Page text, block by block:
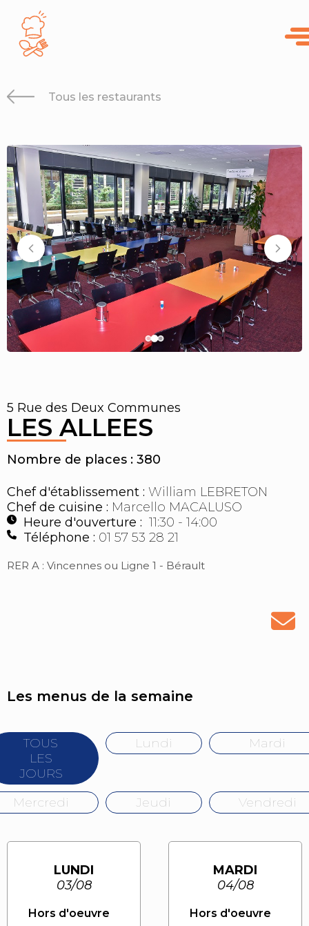
Tous les restaurants
5 Rue des Deux Communes
LES ALLEES
Nombre de places : 380
Chef d'établissement : William LEBRETON
Chef de cuisine : Marcello MACALUSO
Heure d'ouverture : 11:30 - 14:00
Téléphone : 01 57 53 28 21
RER A : Vincennes ou Ligne 1 - Bérault
Les menus de la semaine
TOUS
LES
JOURS
Lundi Mardi
Mercredi Jeudi Vendredi
LUNDI
03/08
Hors d'oeuvre
MARDI
04/08
Hors d'oeuvre